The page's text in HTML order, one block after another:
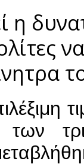
η
των